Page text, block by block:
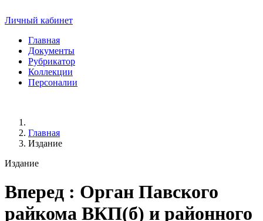
Личный кабинет
Главная
Документы
Рубрикатор
Коллекции
Персоналии
Главная
Издание
Издание
Вперед : Орган Павского
райкома ВКП(б) и районного